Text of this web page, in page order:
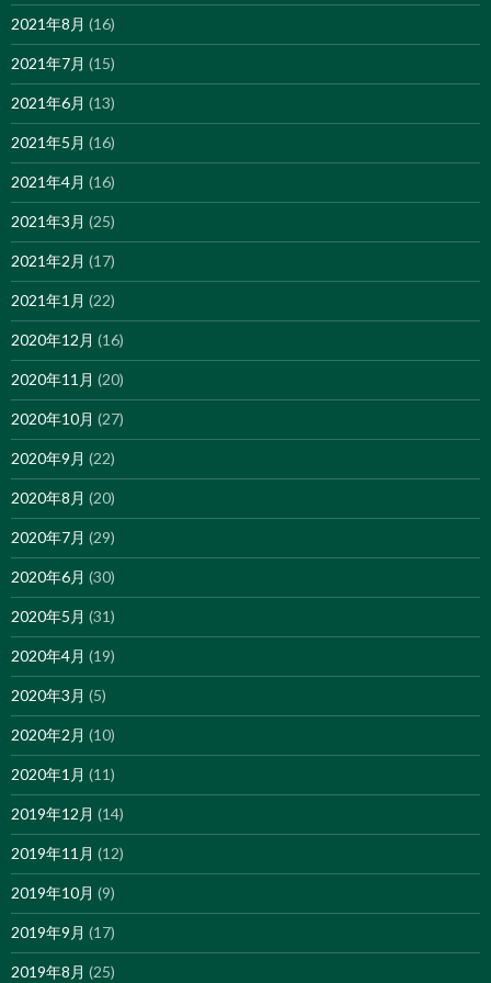
2021年8月 (16)
2021年7月 (15)
2021年6月 (13)
2021年5月 (16)
2021年4月 (16)
2021年3月 (25)
2021年2月 (17)
2021年1月 (22)
2020年12月 (16)
2020年11月 (20)
2020年10月 (27)
2020年9月 (22)
2020年8月 (20)
2020年7月 (29)
2020年6月 (30)
2020年5月 (31)
2020年4月 (19)
2020年3月 (5)
2020年2月 (10)
2020年1月 (11)
2019年12月 (14)
2019年11月 (12)
2019年10月 (9)
2019年9月 (17)
2019年8月 (25)